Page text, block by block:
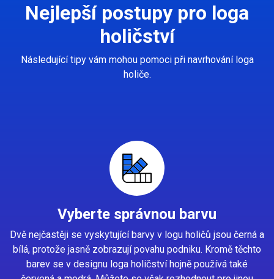
Nejlepší postupy pro loga
holičství
Následující tipy vám mohou pomoci při navrhování loga
holiče.
Vyberte správnou barvu
Dvě nejčastěji se vyskytující barvy v logu holičů jsou černá a
bílá, protože jasně zobrazují povahu podniku. Kromě těchto
barev se v designu loga holičství hojně používá také